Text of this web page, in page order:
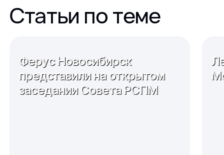
Статьи по теме
Ферус Новосибирск
представили на открытом
заседании Совета РСПМ